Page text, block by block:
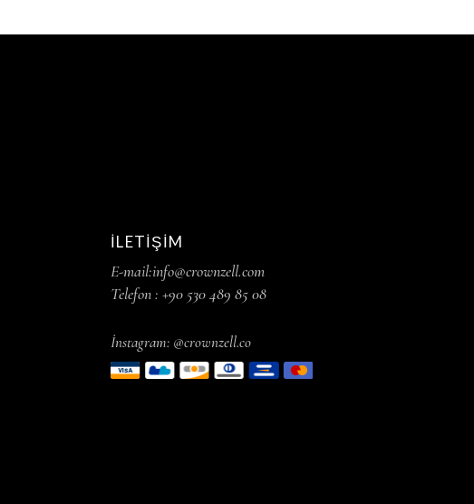
İLETIŞIM
E-mail:info@crownzell.com
Telefon : +90 530 489 85 08
İnstagram: @crownzell.co